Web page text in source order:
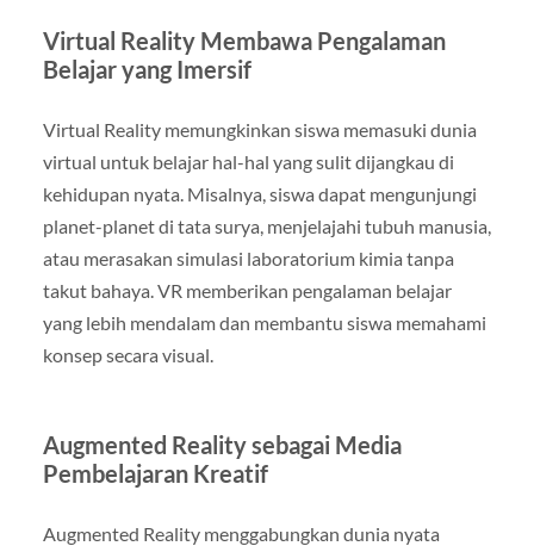
Virtual Reality Membawa Pengalaman
Belajar yang Imersif
Virtual Reality memungkinkan siswa memasuki dunia
virtual untuk belajar hal-hal yang sulit dijangkau di
kehidupan nyata. Misalnya, siswa dapat mengunjungi
planet-planet di tata surya, menjelajahi tubuh manusia,
atau merasakan simulasi laboratorium kimia tanpa
takut bahaya. VR memberikan pengalaman belajar
yang lebih mendalam dan membantu siswa memahami
konsep secara visual.
Augmented Reality sebagai Media
Pembelajaran Kreatif
Augmented Reality menggabungkan dunia nyata